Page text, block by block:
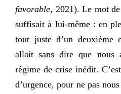
favorable, 2021). Le mot
suffisait à lui-même : en
tout juste d’un deuxième
allait sans dire que nous
régime de crise inédit.
d’urgence, pour ne pas